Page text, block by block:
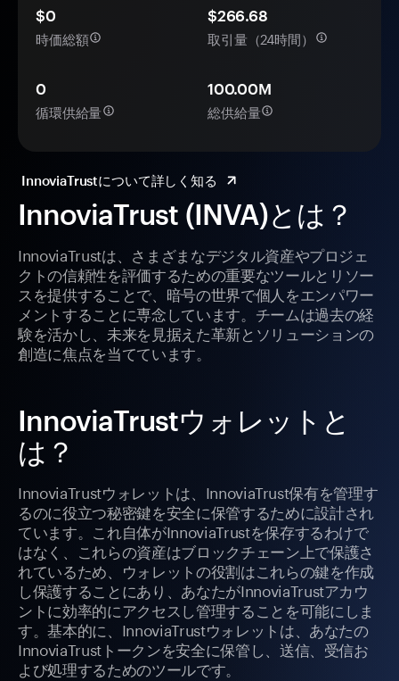
InnoviaTrust (INVA)とは？
InnoviaTrustは、さまざまなデジタル資産やプロジェ
クトの信頼性を評価するための重要なツールとリソー
スを提供することで、暗号の世界で個人をエンパワー
メントすることに専念しています。チームは過去の経
験を活かし、未来を見据えた革新とソリューションの
創造に焦点を当てています。
InnoviaTrustウォレットと
は？
InnoviaTrustウォレットは、InnoviaTrust保有を管理す
るのに役立つ秘密鍵を安全に保管するために設計され
ています。これ自体がInnoviaTrustを保存するわけで
はなく、これらの資産はブロックチェーン上で保護さ
れているため、ウォレットの役割はこれらの鍵を作成
し保護することにあり、あなたがInnoviaTrustアカウ
ントに効率的にアクセスし管理することを可能にしま
す。基本的に、InnoviaTrustウォレットは、あなたの
InnoviaTrustトークンを安全に保管し、送信、受信お
よび処理するためのツールです。
$0
時価総額
$266.68
取引量（24時間）
0
循環供給量
100.00M
総供給量
InnoviaTrustについて詳しく知る